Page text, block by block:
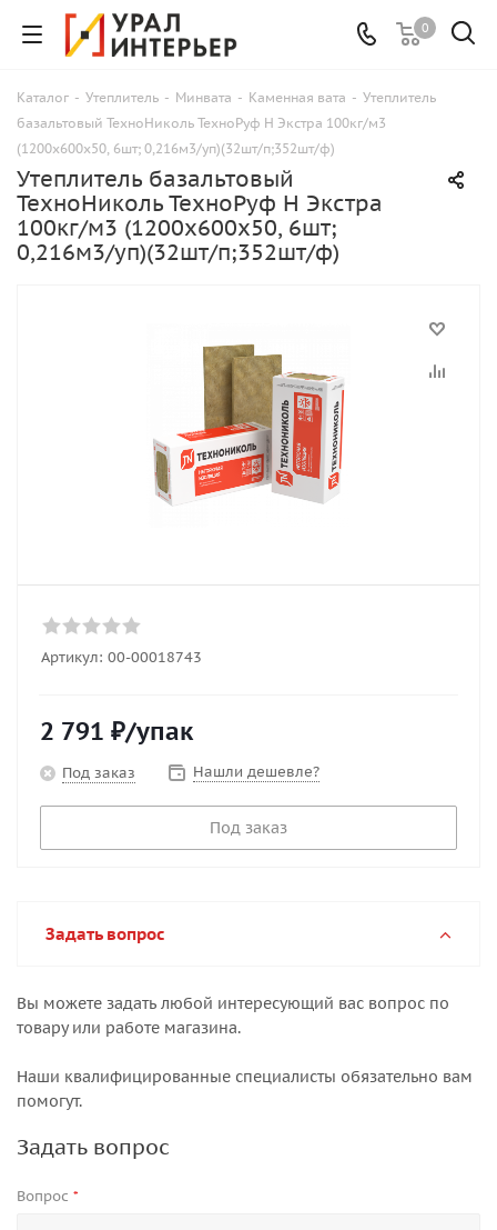
0
Каталог - Утеплитель - Минвата - Каменная вата - Утеплитель
базальтовый ТехноНиколь ТехноРуф Н Экстра 100кг/м3
(1200x600x50, 6шт; 0,216м3/уп)(32шт/п;352шт/ф)
Утеплитель базальтовый
ТехноНиколь ТехноРуф Н Экстра
100кг/м3 (1200x600x50, 6шт;
0,216м3/уп)(32шт/п;352шт/ф)
Артикул: 00-00018743
2 791 ₽/упак
Под заказ Нашли дешевле?
Под заказ
Задать вопрос
Вы можете задать любой интересующий вас вопрос по
товару или работе магазина.
Наши квалифицированные специалисты обязательно вам
помогут.
Задать вопрос
Вопрос *